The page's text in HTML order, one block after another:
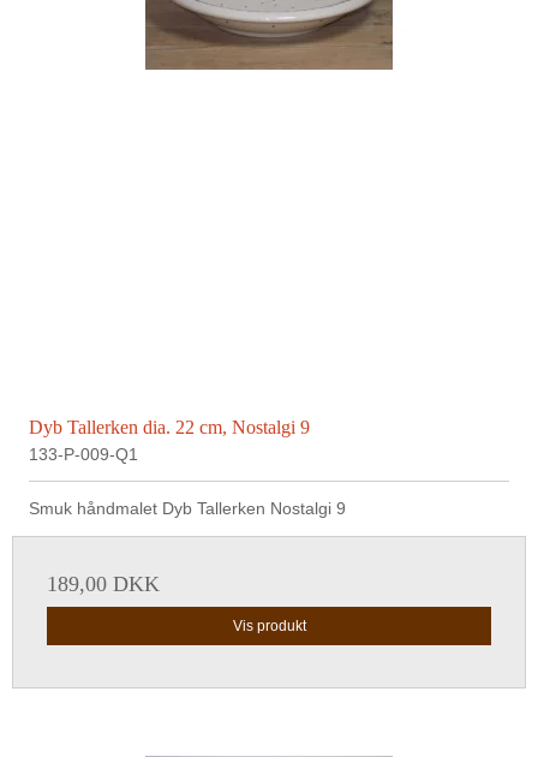
Dyb Tallerken dia. 22 cm, Nostalgi 9
133-P-009-Q1
Smuk håndmalet Dyb Tallerken Nostalgi 9
189,00 DKK
Vis produkt